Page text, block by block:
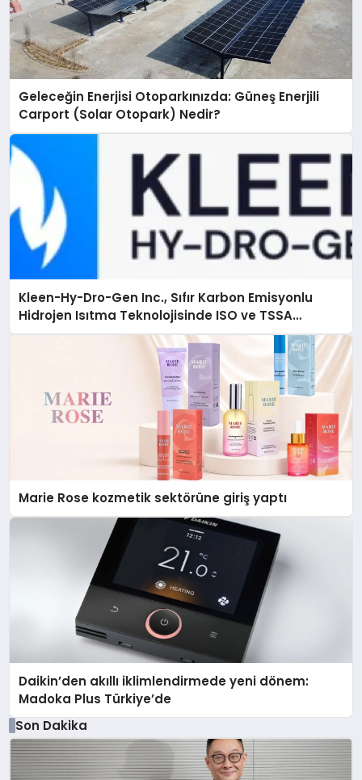
Geleceğin Enerjisi Otoparkınızda: Güneş Enerjili
Carport (Solar Otopark) Nedir?
Kleen-Hy-Dro-Gen Inc., Sıfır Karbon Emisyonlu
Hidrojen Isıtma Teknolojisinde ISO ve TSSA
Düzenleyici Onaylarını Aldı
Marie Rose kozmetik sektörüne giriş yaptı
Daikin’den akıllı iklimlendirmede yeni dönem:
Madoka Plus Türkiye’de
Son Dakika